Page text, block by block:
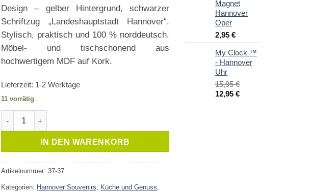
Design – gelber Hintergrund, schwarzer
Schriftzug „Landeshauptstadt Hannover“.
Stylisch, praktisch und 100 % norddeutsch.
Möbel- und tischschonend aus
hochwertigem MDF auf Kork.
Lieferzeit: 1-2 Werktage
11 vorrätig
Hannover Untersetzer Ortsschild Menge
IN DEN WARENKORB
Artikelnummer: 37-37
Kategorien: Hannover Souvenirs, Küche und Genuss,
Magnet
Hannover
Oper
2,95 €
My Clock ™
- Hannover
Uhr
15,95€
Ursprünglicher
12,95 €Aktueller